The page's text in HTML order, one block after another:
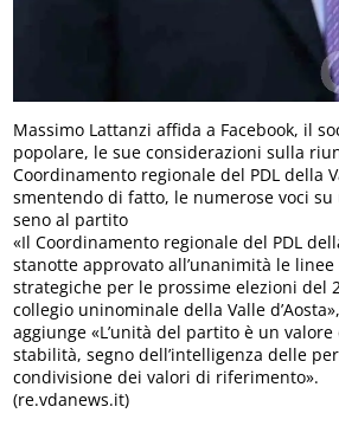
Massimo Lattanzi affida a Facebook, il
popolare, le sue considerazioni sulla
Coordinamento regionale del PDL della
smentendo di fatto, le numerose voci
seno al partito
«Il Coordinamento regionale del PDL
stanotte approvato all’unanimità le
strategiche per le prossime elezioni del
collegio uninominale della Valle
aggiunge «L’unità del partito è un
stabilità, segno dell’intelligenza delle
condivisione dei valori di riferimento».
(re.vdanews.it)